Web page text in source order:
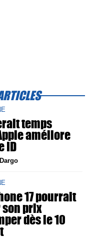
temps
améliore
ID
Dargo
17 pourrait
prix
dès le 10